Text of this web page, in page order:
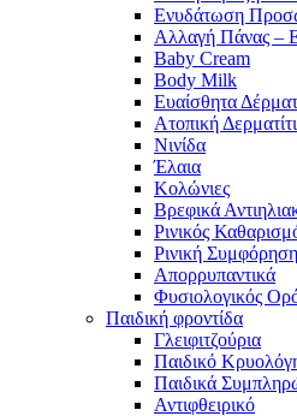
Ενυδάτωση
Αλλαγή Πάνας –
Baby Cream
Body Milk
Ευαίσθητα
Ατοπική
Νινίδα
Έλαια
Κολώνιες
Βρεφικά
Ρινικός
Ρινική Συμφόρηση
Απορρυπαντικά
Φυσιολογικός
Παιδική φροντίδα
Γλειφιτζούρια
Παιδικό
Παιδικά
Αντιφθειρικό